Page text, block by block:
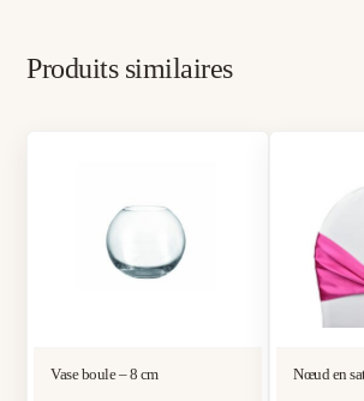
Produits similaires
Vase boule – 8 cm Nœud en